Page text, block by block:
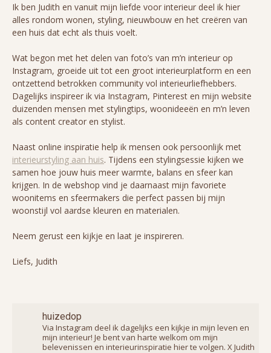
Ik ben Judith en vanuit mijn liefde voor interieur deel ik hier
alles rondom wonen, styling, nieuwbouw en het creëren van
een huis dat echt als thuis voelt.
Wat begon met het delen van foto’s van m’n interieur op
Instagram, groeide uit tot een groot interieurplatform en een
ontzettend betrokken community vol interieurliefhebbers.
Dagelijks inspireer ik via Instagram, Pinterest en mijn website
duizenden mensen met stylingtips, woonideeën en m’n leven
als content creator en stylist.
Naast online inspiratie help ik mensen ook persoonlijk met
interieurstyling aan huis. Tijdens een stylingsessie kijken we
samen hoe jouw huis meer warmte, balans en sfeer kan
krijgen. In de webshop vind je daarnaast mijn favoriete
woonitems en sfeermakers die perfect passen bij mijn
woonstijl vol aardse kleuren en materialen.
Neem gerust een kijkje en laat je inspireren.
Liefs, Judith
huizedop
Via Instagram deel ik dagelijks een kijkje in mijn leven en
mijn interieur! Je bent van harte welkom om mijn
belevenissen en interieurinspiratie hier te volgen. X Judith